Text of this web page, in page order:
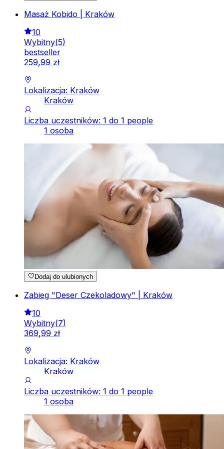
Masaż Kobido | Kraków
10
Wybitny(5)
bestseller
259,99 zł
Lokalizacja: Kraków
Kraków
Liczba uczestników: 1 do 1 people
1 osoba
Dodaj do ulubionych
Zabieg "Deser Czekoladowy" | Kraków
10
Wybitny(7)
369,99 zł
Lokalizacja: Kraków
Kraków
Liczba uczestników: 1 do 1 people
1 osoba